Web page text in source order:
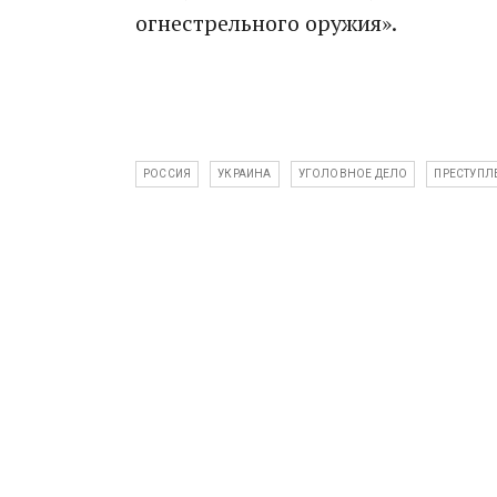
огнестрельного оружия».
РОССИЯ УКРАИНА УГОЛОВНОЕ ДЕЛО